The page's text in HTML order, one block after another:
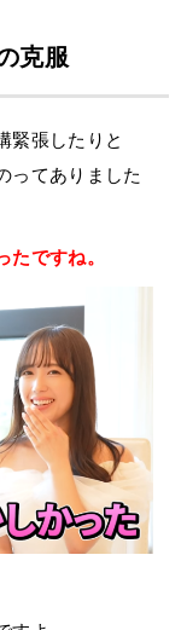
克服
緊張したりと
ってありました
たですね。